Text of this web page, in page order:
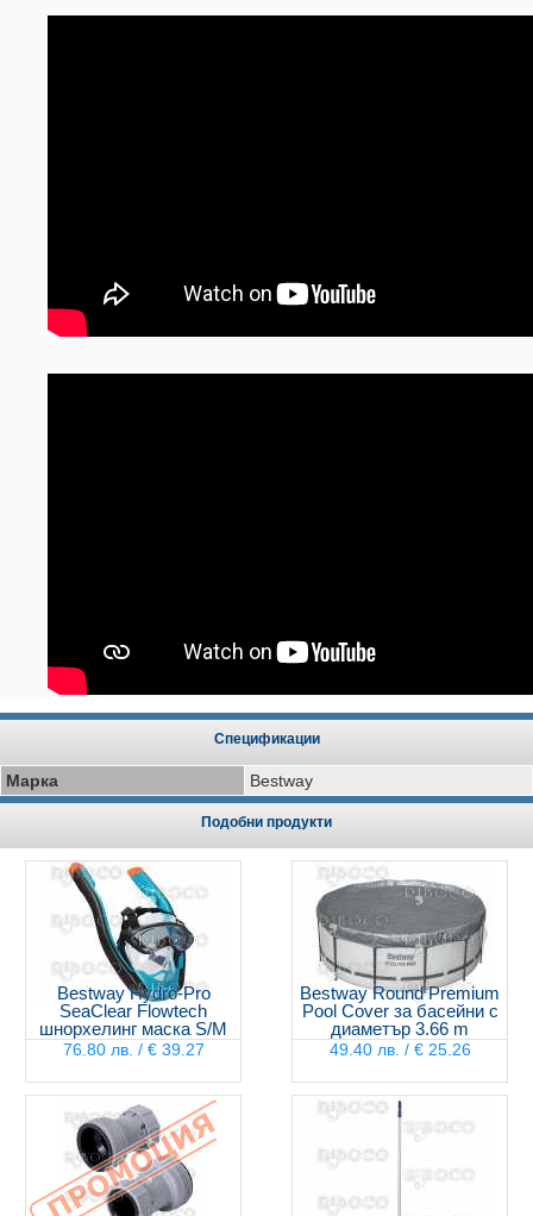
Спецификации
Марка Bestway
Подобни продукти
Bestway Hydro-Pro
SeaClear Flowtech
шнорхелинг маска S/M
76.80 лв. / € 39.27
Bestway Round Premium
Pool Cover за басейни с
диаметър 3.66 m
49.40 лв. / € 25.26